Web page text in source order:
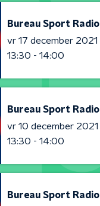
Bureau Sport Radio
vr 17 december 2021
13:30 - 14:00
Bureau Sport Radio
vr 10 december 2021
13:30 - 14:00
Bureau Sport Radio